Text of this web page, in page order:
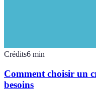
Crédits6 min
Comment choisir un
besoins